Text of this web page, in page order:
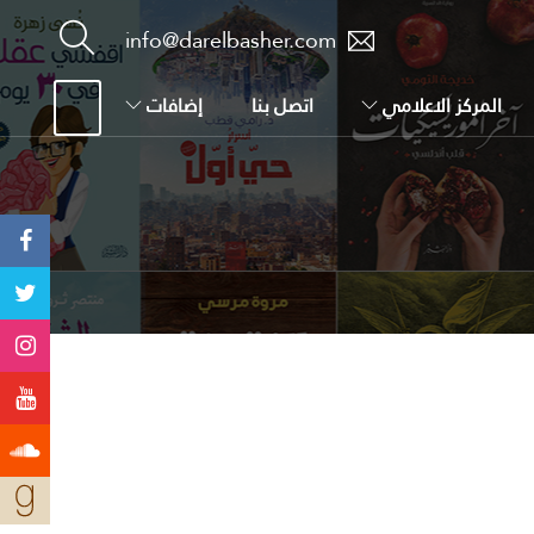
info@darelbasher.com
المركز الاعلامي اتصل بنا إضافات